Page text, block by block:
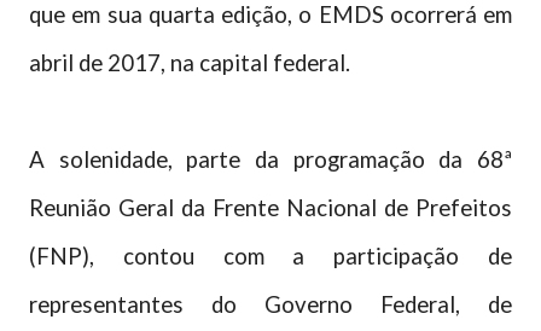
que em sua quarta edição, o EMDS ocorrerá em
abril de 2017, na capital federal.
A solenidade, parte da programação da 68ª
Reunião Geral da Frente Nacional de Prefeitos
(FNP), contou com a participação de
representantes do Governo Federal, de